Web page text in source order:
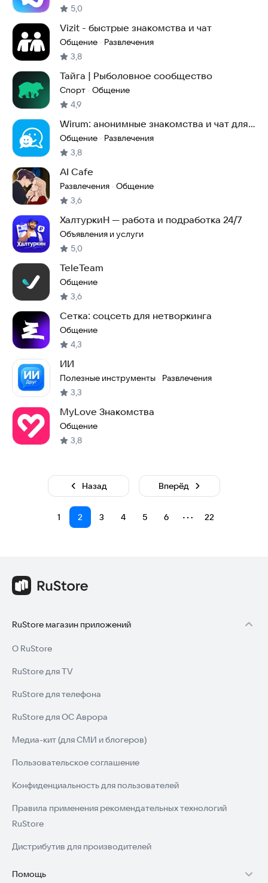
5,0
Vizit - быстрые знакомства и чат
Общение · Развлечения
3,8
Тайга | Рыболовное сообщество
Спорт · Общение
4,9
Wirum: анонимные знакомства и чат для
общения
Общение · Развлечения
3,8
AI Cafe
Развлечения · Общение
3,6
ХалтуркиН — работа и подработка 24/7
Объявления и услуги
5,0
TeleTeam
Общение
3,6
Сетка: соцсеть для нетворкинга
Общение
4,3
ИИ
Полезные инструменты · Развлечения
3,3
MyLove Знакомства
Общение
3,8
Назад
1 2 3 4 5 6 ⋯ 22
Вперёд
RuStore магазин приложений
О RuStore
RuStore для TV
RuStore для телефона
RuStore для ОС Аврора
Медиа-кит (для СМИ и блогеров)
Пользовательское соглашение
Конфиденциальность для пользователей
Правила применения рекомендательных технологий
RuStore
Дистрибутив для производителей
Помощь